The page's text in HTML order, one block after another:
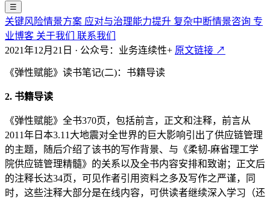
☰
关键风险情景方案 应对与治理能力提升 复杂中断情景咨询 专
业博客 关于我们 联系我们
2021年12月21日 · 公众号：业务连续性+ 原文链接 ↗
《弹性赋能》读书笔记(二)：书籍导读
2. 书籍导读
《弹性赋能》全书370页，包括前言，正文和注释，前言从
2011年日本3.11大地震对全世界的巨大影响引出了供应链管理
的主题，随后介绍了该书的写作背景、与《柔韧-麻省理工学
院供应链管理精髓》的关系以及全书内容安排和致谢；正文后
的注释长达34页，可见作者引用资料之多及写作之严谨，同
时，这些注释大部分是在线内容，可供读者继续深入学习（还